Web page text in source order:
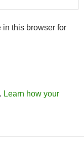
in this browser for
Learn how your